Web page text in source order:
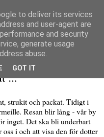
...
strukit och packat. Tidigt i
Resan blir lång - vår by
inget. Det ska bli underbart
i och att visa den för dotter
to deliver its services
and user-agent are
and security
generate usage
abuse.
GOT IT